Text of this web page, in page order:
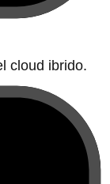
cloud ibrido.